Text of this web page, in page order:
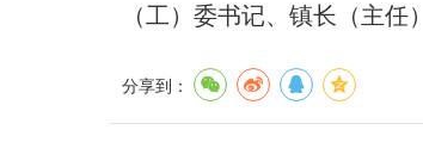
（工）委书记、镇长（主
分享到：